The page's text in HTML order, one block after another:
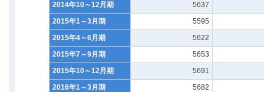
2014年10～12月期
5637
2015年1～3月期
5595
2015年4～6月期
5622
2015年7～9月期
5653
2015年10～12月期
5691
2016年1～3月期
5682